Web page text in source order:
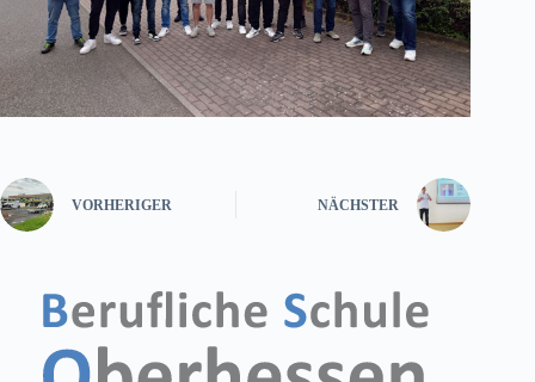
VORHERIGER NÄCHSTER